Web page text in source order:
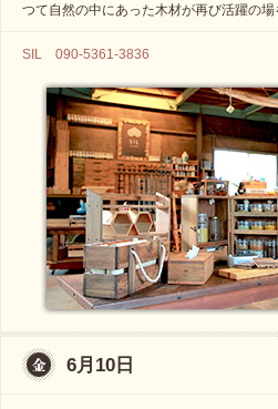
つて自然の中にあった木材が再び活躍の場
SIL 090-5361-3836
6月10日